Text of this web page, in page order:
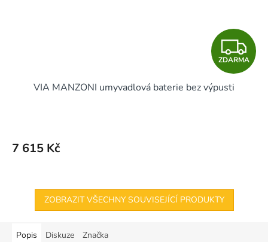
Z
D
ZDARMA
VIA MANZONI umyvadlová baterie bez výpusti
7 615 Kč
ZOBRAZIT VŠECHNY SOUVISEJÍCÍ PRODUKTY
Popis Diskuze Značka